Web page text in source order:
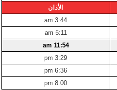
الأذان
3:44 am
5:11 am
11:54 am
3:29 pm
6:36 pm
8:00 pm